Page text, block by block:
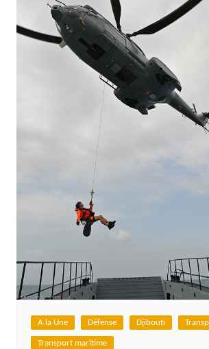
A la Une Défense Djibouti
Transport maritime